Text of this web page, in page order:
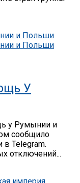
У
у Румынии и
сообщило
в Telegram.
отключений...